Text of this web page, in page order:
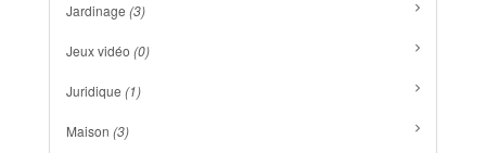
Jardinage (3)
Jeux vidéo (0)
Juridique (1)
Maison (3)